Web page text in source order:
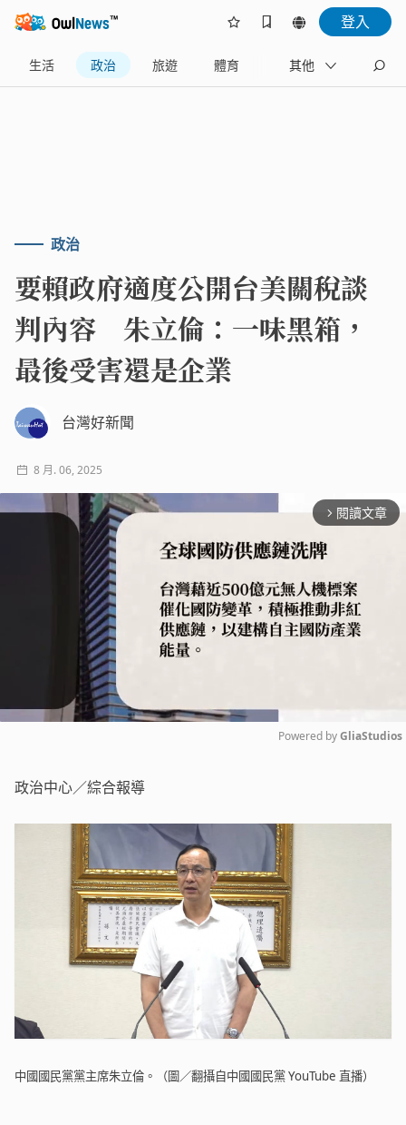
登入
生活 政治 旅遊 體育 娛樂
其他
政治
要賴政府適度公開台美關稅談
判內容 朱立倫：一味黑箱，
最後受害還是企業
台灣好新聞
8 月. 06, 2025
arrow_forward_ios 閱讀文章
Powered by GliaStudios
政治中心／綜合報導
中國國民黨黨主席朱立倫。（圖／翻攝自中國國民黨 YouTube 直播）